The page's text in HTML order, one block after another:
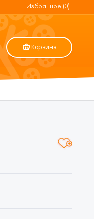
Избранное (0)
Корзина